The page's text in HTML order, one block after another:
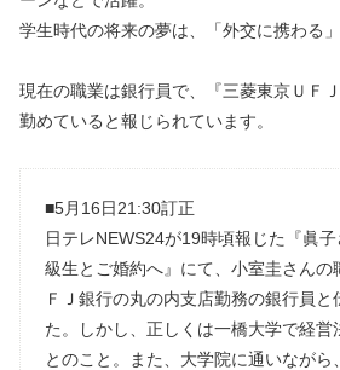
学生時代の将来の夢は、「外交に携わる」
現在の職業は銀行員で、『三菱東京ＵＦ
勤めていると報じられています。
■5月16日21:30訂正
日テレNEWS24が19時頃報じた『眞
級生とご婚約へ』にて、小室圭さんの
ＦＪ銀行の丸の内支店勤務の銀行員と
た。しかし、正しくは一橋大学で経営
とのこと。また、大学院に通いなが